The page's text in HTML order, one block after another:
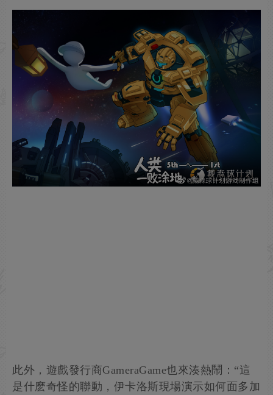
此外，遊戲發行商GameraGame也來湊熱鬧：“這
是什麽奇怪的聯動，伊卡洛斯現場演示如何面多加